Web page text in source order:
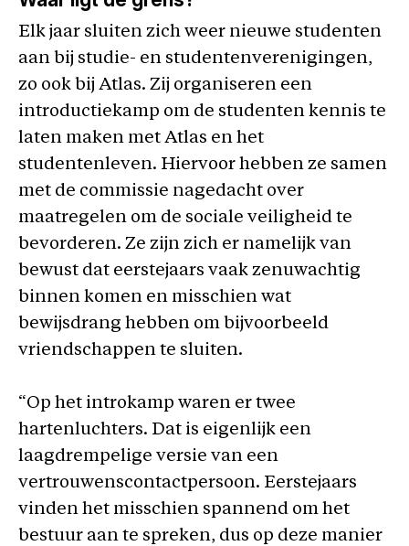
Elk jaar sluiten zich weer nieuwe studenten
aan bij studie- en studentenverenigingen,
zo ook bij Atlas. Zij organiseren een
introductiekamp om de studenten kennis te
laten maken met Atlas en het
studentenleven. Hiervoor hebben ze samen
met de commissie nagedacht over
maatregelen om de sociale veiligheid te
bevorderen. Ze zijn zich er namelijk van
bewust dat eerstejaars vaak zenuwachtig
binnen komen en misschien wat
bewijsdrang hebben om bijvoorbeeld
vriendschappen te sluiten.
“Op het introkamp waren er twee
hartenluchters. Dat is eigenlijk een
laagdrempelige versie van een
vertrouwenscontactpersoon. Eerstejaars
vinden het misschien spannend om het
bestuur aan te spreken, dus op deze manier